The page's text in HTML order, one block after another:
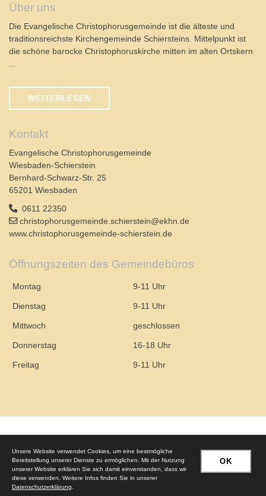
Über uns
Die Evangelische Christophorusgemeinde ist die älteste und
traditionsreichste Kirchengemeinde Schiersteins. Mittelpunkt ist
die schöne barocke Christophoruskirche mitten im alten Ortskern
WEITERLESEN
Kontakt
Evangelische Christophorusgemeinde
Wiesbaden-Schierstein
Bernhard-Schwarz-Str. 25
65201 Wiesbaden
0611 22350
christophorusgemeinde.schierstein@ekhn.de
www.christophorusgemeinde-schierstein.de
Öffnungszeiten des Gemeindebüros
Montag 9-11 Uhr
Dienstag 9-11 Uhr
Mittwoch geschlossen
Donnerstag 16-18 Uhr
Freitag 9-11 Uhr
© 2026 – Evangelische Christophorusgemeinde Wiesbaden-Schierstein
Impressum| Datenschutzerklärung
OK
Unsere Website verwendet Cookies, um eine bestmögliche
Bereitstellung unserer Dienste zu ermöglichen. Mit der Nutzung
unserer Website erklären Sie sich damit einverstanden, dass wir
diese verwenden. Weitere Infos finden Sie in unserer
Datenschutzerklärung